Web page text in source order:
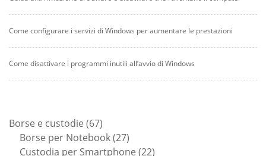
Come configurare i servizi di Windows per aumentare le prestazioni
Come disattivare i programmi inutili all’avvio di Windows
Borse e custodie 6767
prodotti
Borse per Notebook 2727
prodotti
Custodia per Smartphone 2222